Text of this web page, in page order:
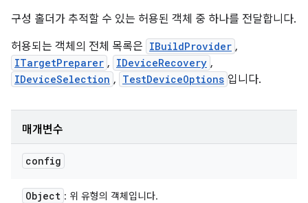
구성 홀더가 추적할 수 있는 허용된 객체 중 하나를 전달합니다.
허용되는 객체의 전체 목록은 IBuildProvider ,
ITargetPreparer , IDeviceRecovery ,
IDeviceSelection , TestDeviceOptions 입니다.
매개변수
config
Object : 위 유형의 객체입니다.